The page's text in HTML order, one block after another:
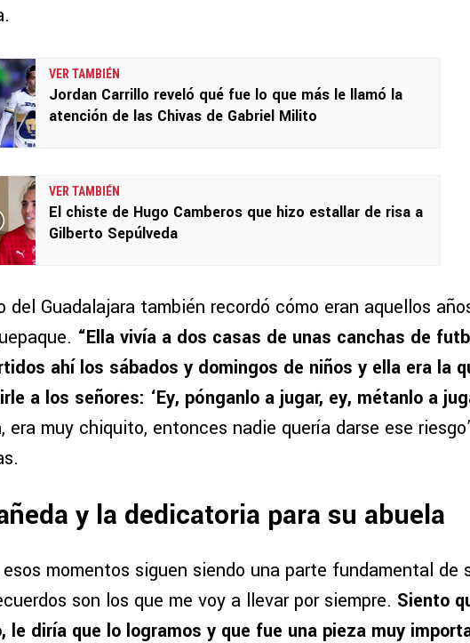
VER TAMBIÉN
Jordan Carrillo reveló qué fue lo que más le llamó la
atención de las Chivas de Gabriel Milito
VER TAMBIÉN
El chiste de Hugo Camberos que hizo estallar de risa a
Gilberto Sepúlveda
del Guadalajara también recordó cómo eran aquellos
“Ella vivía a dos casas de unas canchas de
ahí los sábados y domingos de niños y ella era la
a los señores: ‘Ey, pónganlo a jugar, ey, métanlo a
era muy chiquito, entonces nadie quería darse ese
y la dedicatoria para su abuela
momentos siguen siendo una parte fundamental de
son los que me voy a llevar por siempre. Siento
le diría que lo logramos y que fue una pieza muy